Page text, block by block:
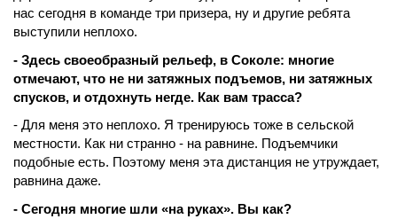
нас сегодня в команде три призера, ну и другие ребята
выступили неплохо.
- Здесь своеобразный рельеф, в Соколе: многие
отмечают, что не ни затяжных подъемов, ни затяжных
спусков, и отдохнуть негде. Как вам трасса?
- Для меня это неплохо. Я тренируюсь тоже в сельской
местности. Как ни странно - на равнине. Подъемчики
подобные есть. Поэтому меня эта дистанция не утруждает,
равнина даже.
- Сегодня многие шли «на руках». Вы как?